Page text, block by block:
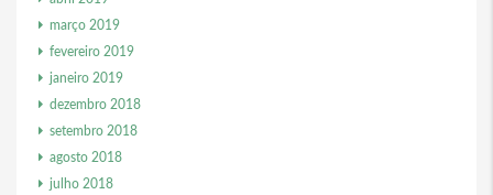
março 2019
fevereiro 2019
janeiro 2019
dezembro 2018
setembro 2018
agosto 2018
julho 2018